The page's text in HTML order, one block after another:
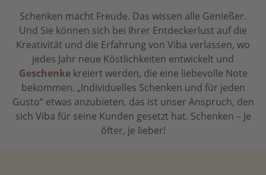
Schenken macht Freude. Das wissen alle Genießer.
Und Sie können sich bei Ihrer Entdeckerlust auf die
Kreativität und die Erfahrung von Viba verlassen, wo
jedes Jahr neue Köstlichkeiten entwickelt und
Geschenkekreiert werden, die eine liebevolle Note
bekommen. „Individuelles Schenken und für jeden
Gusto“ etwas anzubieten, das ist unser Anspruch, den
sich Viba für seine Kunden gesetzt hat. Schenken – Je
öfter, je lieber!